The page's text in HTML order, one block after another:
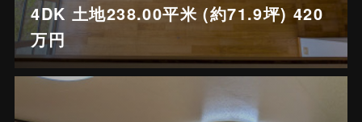
4DK 土地238.00平米 (約71.9坪) 420
万円